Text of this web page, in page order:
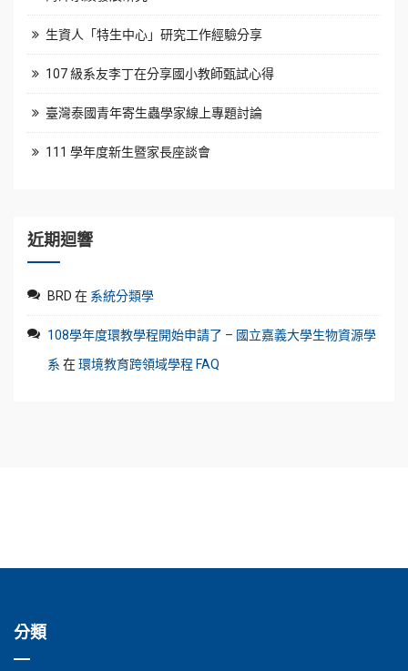
生資人「特生中心」研究工作經驗分享
107 級系友李丁在分享國小教師甄試心得
臺灣泰國青年寄生蟲學家線上專題討論
111 學年度新生暨家長座談會
近期迴響
BRD 在 系統分類學
108學年度環教學程開始申請了 – 國立嘉義大學生物資源學
系 在環境教育跨領域學程 FAQ
分類